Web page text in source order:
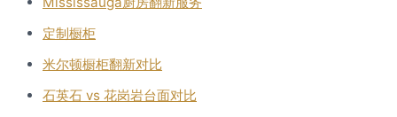
定制橱柜
米尔顿橱柜翻新对比
石英石 vs 花岗岩台面对比